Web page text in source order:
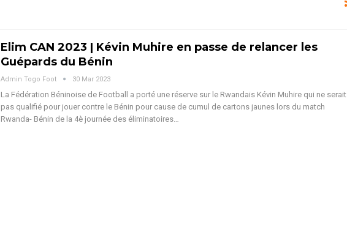
Elim CAN 2023 | Kévin Muhire en passe de relancer les
Guépards du Bénin
Admin Togo Foot 30 Mar 2023
La Fédération Béninoise de Football a porté une réserve sur le Rwandais Kévin Muhire qui ne serait
pas qualifié pour jouer contre le Bénin pour cause de cumul de cartons jaunes lors du match
Rwanda- Bénin de la 4è journée des éliminatoires…